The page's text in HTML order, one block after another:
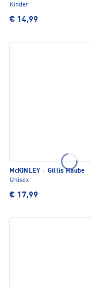
Kinder
€ 14,99
McKINLEY · Gillis Haube
Unisex
€ 17,99